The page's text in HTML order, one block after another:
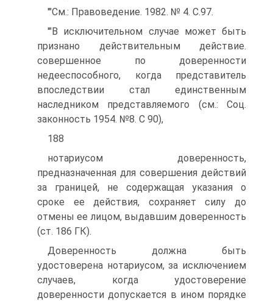
'"См.: Правоведение. 1982. № 4. С.97.
'"В исключительном случае может быть
признано действительным действие.
совершенное по доверенности
недееспособного, когда представитель
впоследствии стал единственным
наследником представляемого (см.: Соц.
законность 1954. №8. С 90),
188
нотариусом доверенность,
предназначенная для совершения действий
за границей, не содержащая указания о
сроке ее действия, сохраняет силу до
отмены ее лицом, выдавшим доверенность
(ст. 186 ГК).
Доверенность должна быть
удостоверена нотариусом, за исключением
случаев, когда удостоверение
доверенности допускается в ином порядке